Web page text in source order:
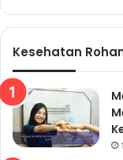
Kesehatan